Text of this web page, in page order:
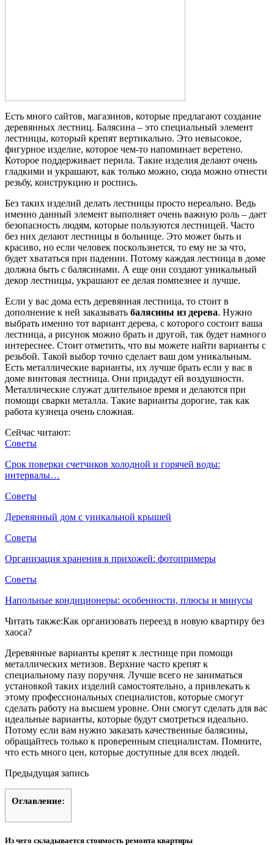
Есть много сайтов, магазинов, которые предлагают создание
деревянных лестниц. Балясина – это специальный элемент
лестницы, который крепят вертикально. Это невысокое,
фигурное изделие, которое чем-то напоминает веретено.
Которое поддерживает перила. Такие изделия делают очень
гладкими и украшают, как только можно, сюда можно отнести
резьбу, конструкцию и роспись.
Без таких изделий делать лестницы просто нереально. Ведь
именно данный элемент выполняет очень важную роль – дает
безопасность людям, которые пользуются лестницей. Часто
без них делают лестницы в больнице. Это может быть и
красиво, но если человек поскользнется, то ему не за что,
будет хвататься при падении. Потому каждая лестница в доме
должна быть с балясинами. А еще они создают уникальный
декор лестницы, украшают ее делая помпезнее и лучше.
Если у вас дома есть деревянная лестница, то стоит в
дополнение к ней заказывать балясины из дерева. Нужно
выбрать именно тот вариант дерева, с которого состоит ваша
лестница, а рисунок можно брать и другой, так будет намного
интереснее. Стоит отметить, что вы можете найти варианты с
резьбой. Такой выбор точно сделает ваш дом уникальным.
Есть металлические варианты, их лучше брать если у вас в
доме винтовая лестница. Они придадут ей воздушности.
Металлические служат длительное время и делаются при
помощи сварки металла. Такие варианты дорогие, так как
работа кузнеца очень сложная.
Сейчас читают:
Советы
Срок поверки счетчиков холодной и горячей воды:
интервалы…
Советы
Деревянный дом с уникальной крышей
Советы
Организация хранения в прихожей: фотопримеры
Советы
Напольные кондиционеры: особенности, плюсы и минусы
Читать также:Как организовать переезд в новую квартиру без
хаоса?
Деревянные варианты крепят к лестнице при помощи
металлических метизов. Верхние часто крепят к
специальному пазу поручня. Лучше всего не заниматься
установкой таких изделий самостоятельно, а привлекать к
этому профессиональных специалистов, которые смогут
сделать работу на высшем уровне. Они смогут сделать для вас
идеальные варианты, которые будут смотреться идеально.
Потому если вам нужно заказать качественные балясины,
обращайтесь только к проверенным специалистам. Помните,
что есть много цен, которые доступные для всех людей.
Предыдущая запись
Оглавление:
Из чего складывается стоимость ремонта квартиры